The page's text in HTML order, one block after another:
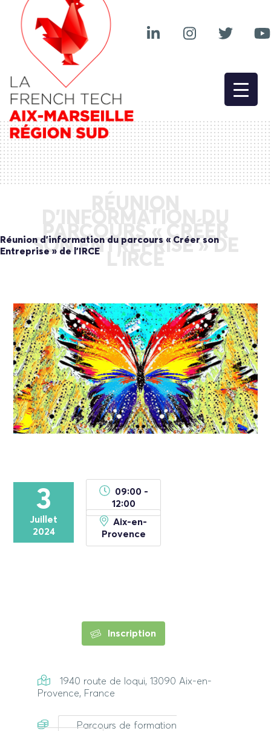
RÉUNION
D’INFORMATION DU
PARCOURS « CRÉER
SON ENTREPRISE » DE
L’IRCE
Réunion d’information du parcours « Créer son
Entreprise » de l’IRCE
3
Juillet
2024
09:00 -
12:00
Aix-en-
Provence
Inscription
1940 route de loqui, 13090 Aix-en-
Provence, France
Parcours de formation